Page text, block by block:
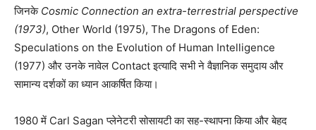
जिनके Cosmic Connection an extra-terrestrial perspective
(1973), Other World (1975), The Dragons of Eden:
Speculations on the Evolution of Human Intelligence
(1977) और उनके नावेल Contact इत्यादि सभी ने वैज्ञानिक समुदाय और
सामान्य दर्शकों का ध्यान आकर्षित किया।
1980 में Carl Sagan प्लेनेटरी सोसायटी का सह-स्थापना किया और बेहद